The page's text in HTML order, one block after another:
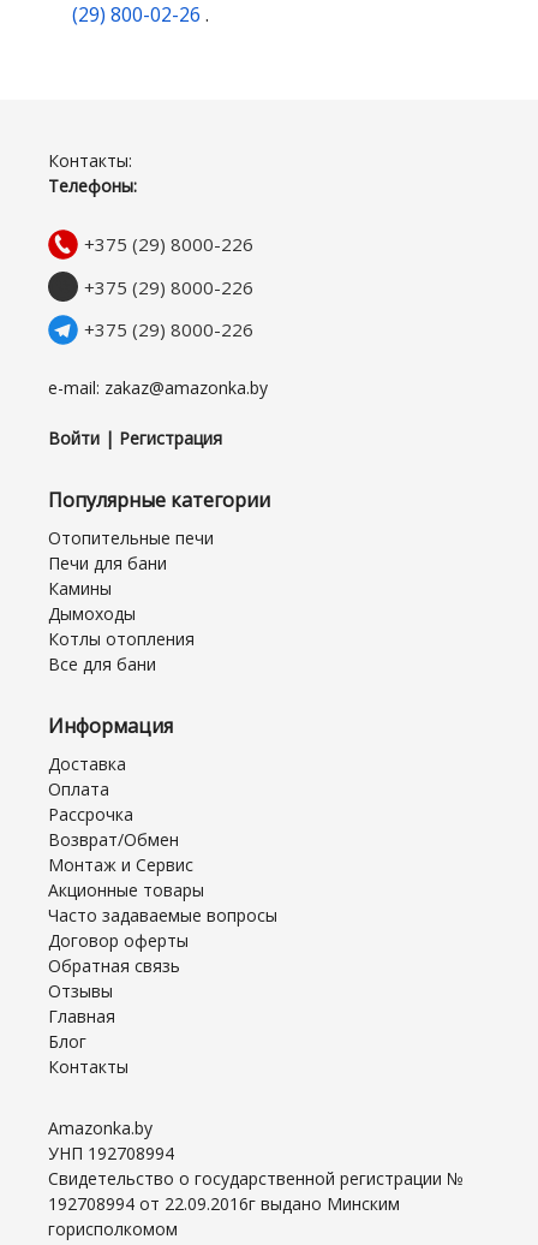
(29) 800-02-26 .
Контакты:
Телефоны:
+375 (29) 8000-226
+375 (29) 8000-226
+375 (29) 8000-226
e-mail: zakaz@amazonka.by
Войти | Регистрация
Популярные категории
Отопительные печи
Печи для бани
Камины
Дымоходы
Котлы отопления
Все для бани
Информация
Доставка
Оплата
Рассрочка
Возврат/Обмен
Монтаж и Сервис
Акционные товары
Часто задаваемые вопросы
Договор оферты
Обратная связь
Отзывы
Главная
Блог
Контакты
Amazonka.by
УНП 192708994
Свидетельство о государственной регистрации №
192708994 от 22.09.2016г выдано Минским
горисполкомом